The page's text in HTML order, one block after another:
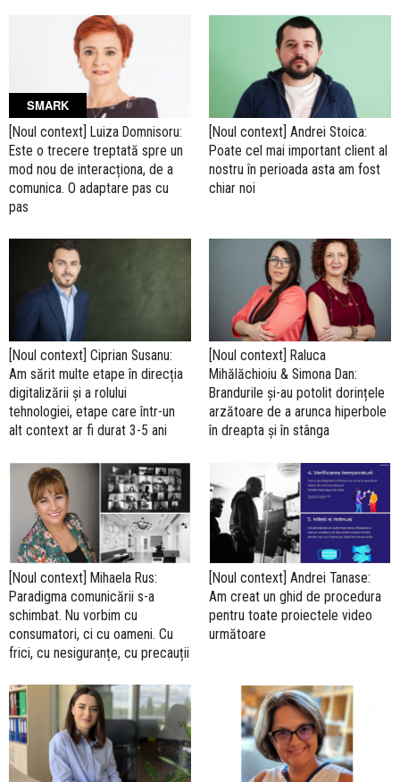
SMARK
[Noul context] Luiza Domnisoru:
Este o trecere treptată spre un
mod nou de interacționa, de a
comunica. O adaptare pas cu
pas
[Noul context] Andrei Stoica:
Poate cel mai important client al
nostru în perioada asta am fost
chiar noi
[Noul context] Ciprian Susanu:
Am sărit multe etape în direcția
digitalizării și a rolului
tehnologiei, etape care într-un
alt context ar fi durat 3-5 ani
[Noul context] Raluca
Mihălăchioiu & Simona Dan:
Brandurile și-au potolit dorințele
arzătoare de a arunca hiperbole
în dreapta și în stânga
[Noul context] Mihaela Rus:
Paradigma comunicării s-a
schimbat. Nu vorbim cu
consumatori, ci cu oameni. Cu
frici, cu nesiguranțe, cu precauții
[Noul context] Andrei Tanase:
Am creat un ghid de procedura
pentru toate proiectele video
următoare